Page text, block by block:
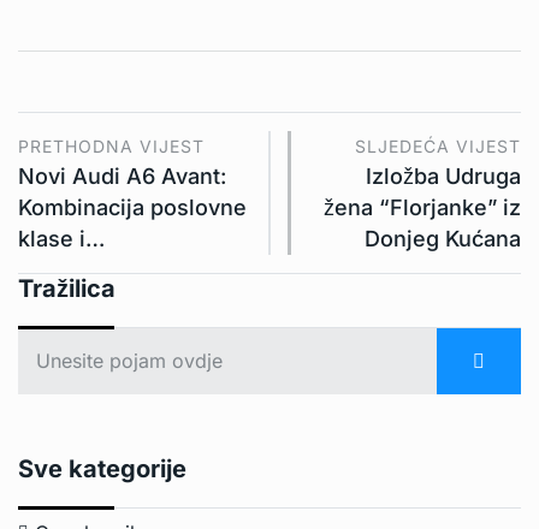
PRETHODNA VIJEST
Novi Audi A6 Avant:
Kombinacija poslovne
klase i…
SLJEDEĆA VIJEST
Izložba Udruga
žena “Florjanke” iz
Donjeg Kućana
Tražilica
Sve kategorije